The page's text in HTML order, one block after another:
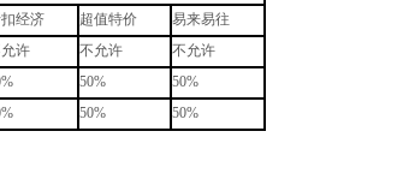
经济 超值特价
易来易往
许 不允许
不允许
50%
50%
50% 50%